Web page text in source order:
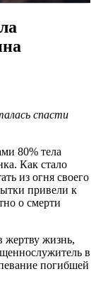
спасти
80% тела
Как стало
из огня своего
привели к
о смерти
жертву жизнь,
в
погибшей